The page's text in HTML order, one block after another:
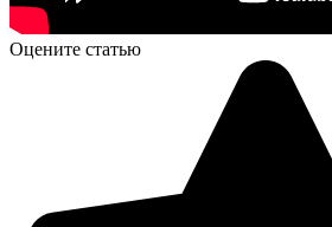
Оцените статью